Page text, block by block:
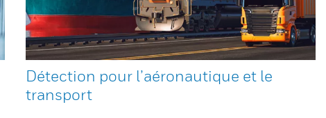
Détection pour l’aéronautique et le
transport